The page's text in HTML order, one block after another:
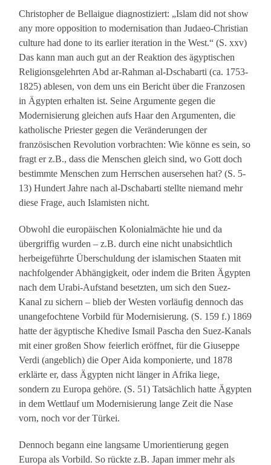
Christopher de Bellaigue diagnostiziert: „Islam did not show
any more opposition to modernisation than Judaeo-Christian
culture had done to its earlier iteration in the West.“ (S. xxv)
Das kann man auch gut an der Reaktion des ägyptischen
Religionsgelehrten Abd ar-Rahman al-Dschabarti (ca. 1753-
1825) ablesen, von dem uns ein Bericht über die Franzosen
in Ägypten erhalten ist. Seine Argumente gegen die
Modernisierung gleichen aufs Haar den Argumenten, die
katholische Priester gegen die Veränderungen der
französischen Revolution vorbrachten: Wie könne es sein, so
fragt er z.B., dass die Menschen gleich sind, wo Gott doch
bestimmte Menschen zum Herrschen ausersehen hat? (S. 5-
13) Hundert Jahre nach al-Dschabarti stellte niemand mehr
diese Frage, auch Islamisten nicht.
Obwohl die europäischen Kolonialmächte hie und da
übergriffig wurden – z.B. durch eine nicht unabsichtlich
herbeigeführte Überschuldung der islamischen Staaten mit
nachfolgender Abhängigkeit, oder indem die Briten Ägypten
nach dem Urabi-Aufstand besetzten, um sich den Suez-
Kanal zu sichern – blieb der Westen vorläufig dennoch das
unangefochtene Vorbild für Modernisierung. (S. 159 f.) 1869
hatte der ägyptische Khedive Ismail Pascha den Suez-Kanals
mit einer großen Show feierlich eröffnet, für die Giuseppe
Verdi (angeblich) die Oper Aida komponierte, und 1878
erklärte er, dass Ägypten nicht länger in Afrika liege,
sondern zu Europa gehöre. (S. 51) Tatsächlich hatte Ägypten
in dem Wettlauf um Modernisierung lange Zeit die Nase
vorn, noch vor der Türkei.
Dennoch begann eine langsame Umorientierung gegen
Europa als Vorbild. So rückte z.B. Japan immer mehr als